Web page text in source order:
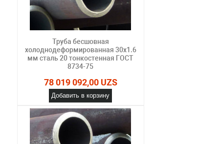
Труба бесшовная
холоднодеформированная 30х1.6
мм сталь 20 тонкостенная ГОСТ
8734-75
78 019 092,00 UZS
Добавить в корзину